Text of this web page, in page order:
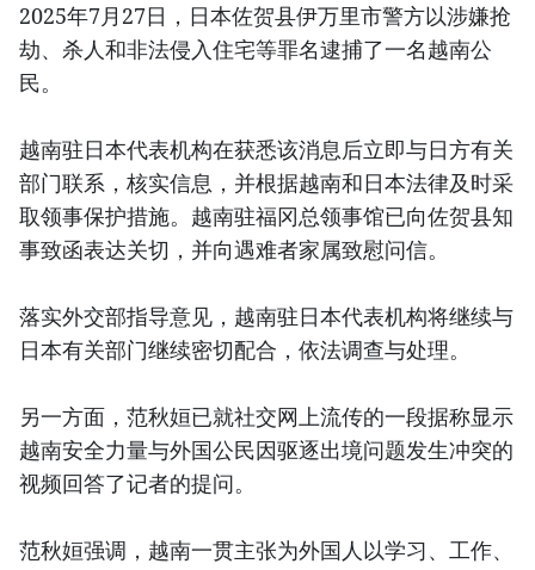
2025年7月27日，日本佐贺县伊万里市警方以涉嫌抢
劫、杀人和非法侵入住宅等罪名逮捕了一名越南公
民。
越南驻日本代表机构在获悉该消息后立即与日方有关
部门联系，核实信息，并根据越南和日本法律及时采
取领事保护措施。越南驻福冈总领事馆已向佐贺县知
事致函表达关切，并向遇难者家属致慰问信。
落实外交部指导意见，越南驻日本代表机构将继续与
日本有关部门继续密切配合，依法调查与处理。
另一方面，范秋姮已就社交网上流传的一段据称显示
越南安全力量与外国公民因驱逐出境问题发生冲突的
视频回答了记者的提问。
范秋姮强调，越南一贯主张为外国人以学习、工作、